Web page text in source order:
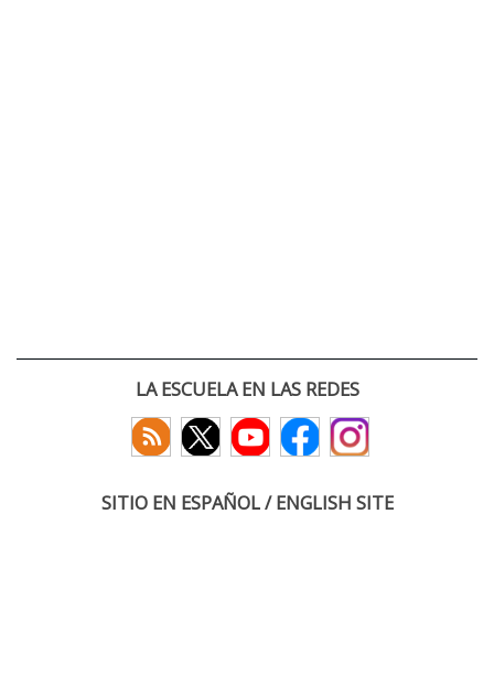
LA ESCUELA EN LAS REDES
SITIO EN ESPAÑOL / ENGLISH SITE